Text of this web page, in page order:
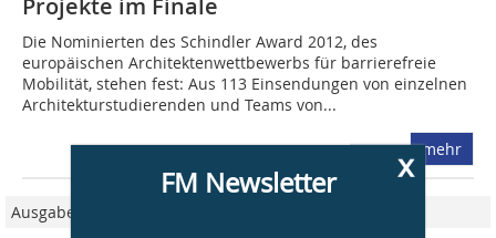
x
FM Newsletter
Projekte im Finale
Die Nominierten des Schindler Award 2012, des
europäischen Architektenwettbewerbs für barrierefreie
Mobilität, stehen fest: Aus 113 Einsendungen von einzelnen
Architekturstudierenden und Teams von...
mehr
Ausgabe 02/2026